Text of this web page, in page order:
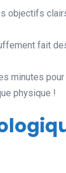
objectifs
fait
minutes
physique !